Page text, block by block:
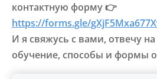
контактную форму 👉
https://forms.gle/
И я свяжусь с вами, отвечу
обучение, способы и формы